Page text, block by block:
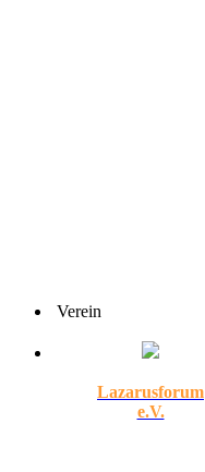
Verein
Lazarusforum
e.V.